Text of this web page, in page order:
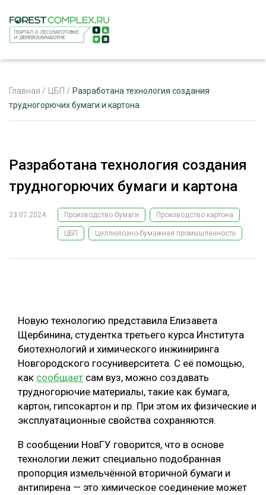
РЕКЛАМОДАТЕЛЯМ
ЛЕСНОЕ ХОЗЯЙСТВО
ЛЕСОЗАГОТОВКА
БИОЭНЕРГЕТИКА
ЛЕСОВОССТАНОВЛЕНИЕ И ЗАЩИТА
ЛОГИСТИКА
ПРОИЗВОДСТВО ДРЕВЕСНЫХ ПЛИТ
ЦБП
КОМПЛЕКСНАЯ ПЕРЕРАБОТКА
ЛЕСОПИЛЕНИЕ
ДЕРЕВЯННОЕ ДОМОСТРОЕНИЕ
ТЕМАТИЧЕСКИЕ ПРОЕКТЫ
ПОДБОРКИ СТАТЕЙ
Главная / ЦБП / Разработана технология создания
трудногорючих бумаги и картона
Разработана технология создания
трудногорючих бумаги и картона
23.07.2024 Производство бумаги Производство картона
ЦБП Целлюлозно-бумажная промышленность
Новую технологию представила Елизавета
Щербинина, студентка третьего курса Института
биотехнологий и химического инжиниринга
Новгородского госуниверситета. С её помощью,
как сообщает сам вуз, можно создавать
трудногорючие материалы, такие как бумага,
картон, гипсокартон и пр. При этом их физические и
эксплуатационные свойства сохраняются.
В сообщении НовГУ говорится, что в основе
технологии лежит специально подобранная
пропорция измельчённой вторичной бумаги и
антипирена — это химическое соединение может